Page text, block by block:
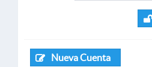
Nueva Cuenta